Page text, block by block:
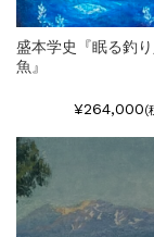
盛本学史『眠る釣
魚』
¥264,000(